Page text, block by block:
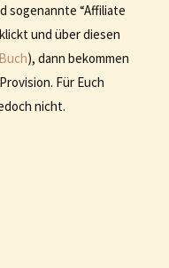
sogenannte “Affiliate
und über diesen
), dann bekommen
Für Euch
nicht.